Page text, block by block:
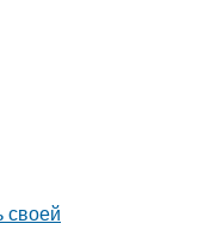
своей